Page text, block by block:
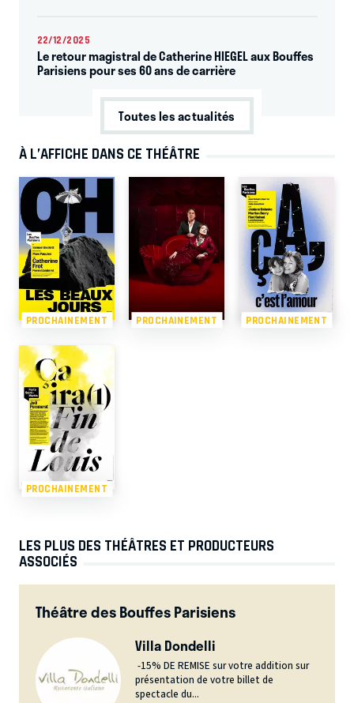
22/12/2025
Le retour magistral de Catherine HIEGEL aux Bouffes
Parisiens pour ses 60 ans de carrière
Toutes les actualités
À L’AFFICHE DANS CE THÉÂTRE
PROCHAINEMENT PROCHAINEMENT PROCHAINEMENT
PROCHAINEMENT
LES PLUS DES THÉÂTRES ET PRODUCTEURS
ASSOCIÉS
Théâtre des Bouffes Parisiens
Villa Dondelli
-15% DE REMISE sur votre addition sur
présentation de votre billet de
spectacle du...